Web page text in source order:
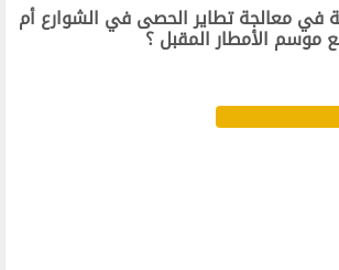
في معالجة تطاير الحصى في الشوارع أم
الأمطار المقبل ؟